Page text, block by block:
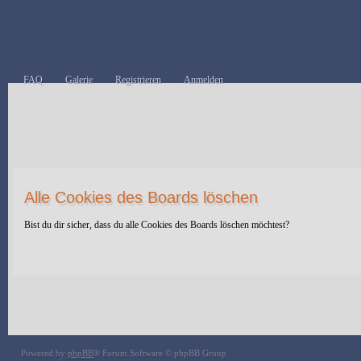
FAQ Galerie Registrieren Anmelden
Alle Cookies des Boards löschen
Bist du dir sicher, dass du alle Cookies des Boards löschen möchtest?
Powered by phpBB® Forum Software © phpBB Group